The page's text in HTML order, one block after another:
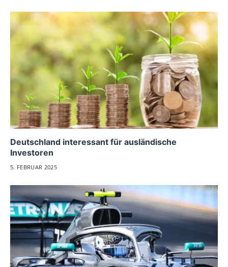
Deutschland interessant für ausländische
Investoren
5. FEBRUAR 2025